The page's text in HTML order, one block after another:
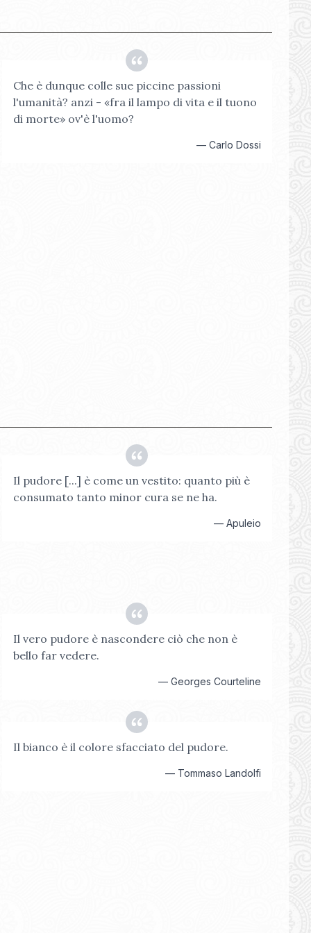
Che è dunque colle sue piccine passioni
l'umanità? anzi - «fra il lampo di vita e il tuono
di morte» ov'è l'uomo?
— Carlo Dossi
Il pudore [...] è come un vestito: quanto più è
consumato tanto minor cura se ne ha.
— Apuleio
Il vero pudore è nascondere ciò che non è
bello far vedere.
— Georges Courteline
Il bianco è il colore sfacciato del pudore.
— Tommaso Landolfi